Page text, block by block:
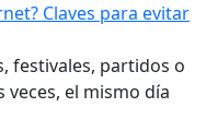
Claves para evitar
festivales, partidos o
veces, el mismo día